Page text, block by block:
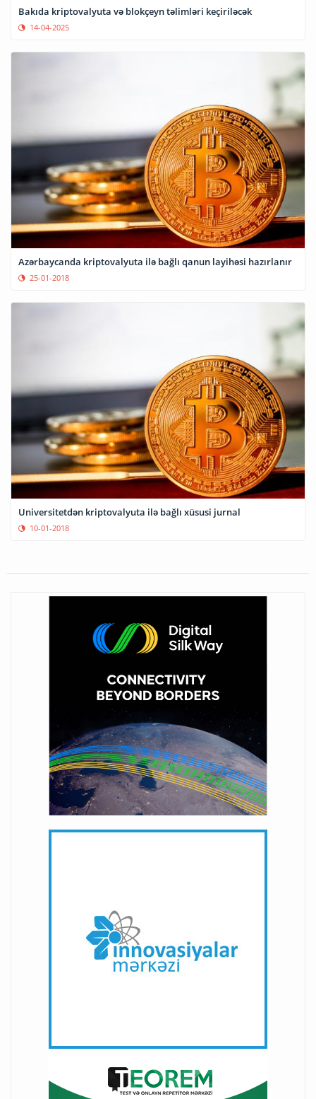
Bakıda kriptovalyuta və blokçeyn təlimləri keçiriləcək
14-04-2025
Azərbaycanda kriptovalyuta ilə bağlı qanun layihəsi hazırlanır
25-01-2018
Universitetdən kriptovalyuta ilə bağlı xüsusi jurnal
10-01-2018